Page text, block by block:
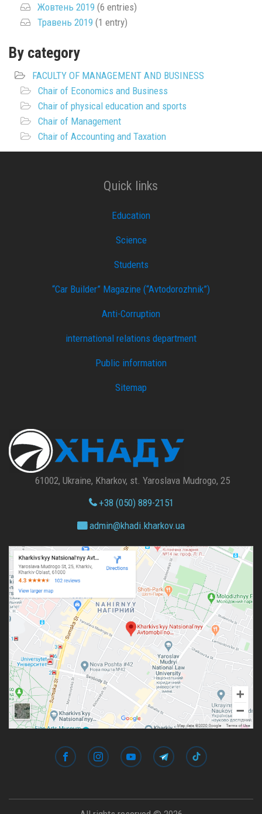
Жовтень 2019 (6 entries)
Травень 2019 (1 entry)
By category
FACULTY OF MANAGEMENT AND BUSINESS
Chair of Economics and Business
Chair of physical education and sports
Chair of Management
Chair of Accounting and Taxation
Quick links
Education
Science
Students
“Car Builder” Magazine (“Avtodorozhnik”)
Anti-Corruption
international relations department
Public information
Sitemap
61002, Ukraine, Kharkov, st. Yaroslava Mudrogo, 25
+38 (050) 889-2151
admin@khadi.kharkov.ua